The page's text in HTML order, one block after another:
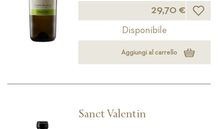
29,70 € Lista
Disponibile
Aggiungi al carrello
Sanct Valentin